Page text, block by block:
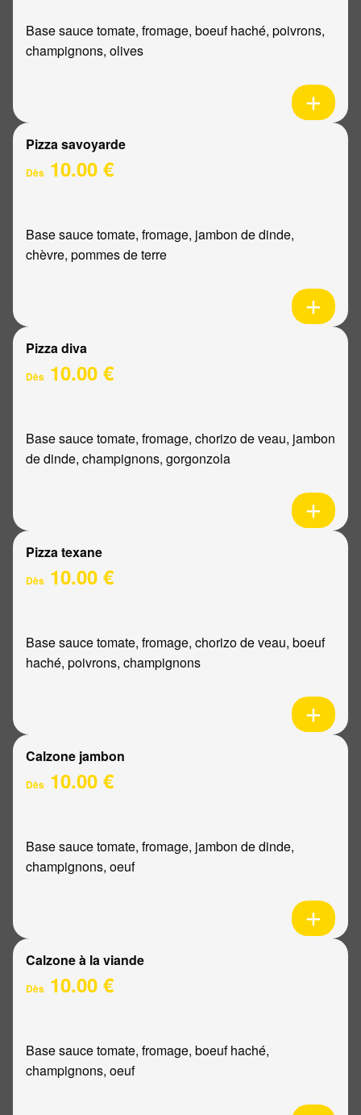
Base sauce tomate, fromage, boeuf haché, poivrons,
champignons, olives
Pizza savoyarde
Dès 10.00 €
Base sauce tomate, fromage, jambon de dinde,
chèvre, pommes de terre
Pizza diva
Dès 10.00 €
Base sauce tomate, fromage, chorizo de veau, jambon
de dinde, champignons, gorgonzola
Pizza texane
Dès 10.00 €
Base sauce tomate, fromage, chorizo de veau, boeuf
haché, poivrons, champignons
Calzone jambon
Dès 10.00 €
Base sauce tomate, fromage, jambon de dinde,
champignons, oeuf
Calzone à la viande
Dès 10.00 €
Base sauce tomate, fromage, boeuf haché,
champignons, oeuf